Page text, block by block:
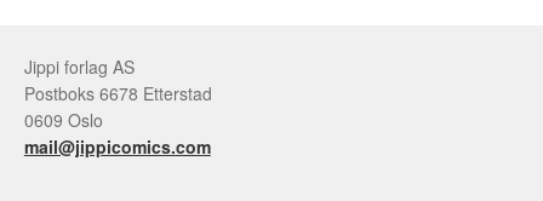
Jippi forlag AS
Postboks 6678 Etterstad
0609 Oslo
mail@jippicomics.com